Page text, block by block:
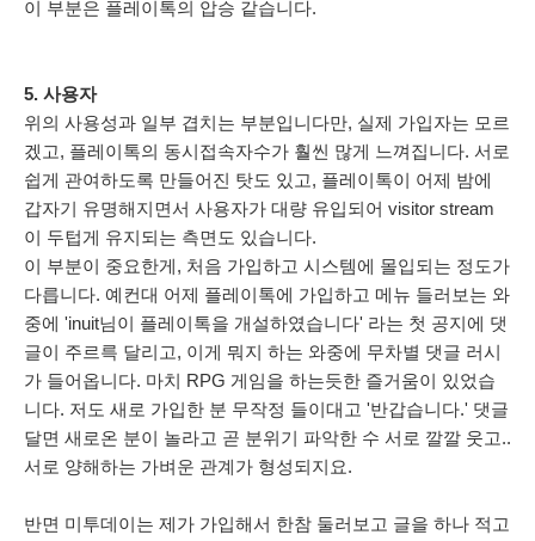
이 부분은 플레이톡의 압승 같습니다.
5. 사용자
위의 사용성과 일부 겹치는 부분입니다만, 실제 가입자는 모르
겠고, 플레이톡의 동시접속자수가 훨씬 많게 느껴집니다. 서로
쉽게 관여하도록 만들어진 탓도 있고, 플레이톡이 어제 밤에
갑자기 유명해지면서 사용자가 대량 유입되어 visitor stream
이 두텁게 유지되는 측면도 있습니다.
이 부분이 중요한게, 처음 가입하고 시스템에 몰입되는 정도가
다릅니다. 예컨대 어제 플레이톡에 가입하고 메뉴 들러보는 와
중에 'inuit님이 플레이톡을 개설하였습니다' 라는 첫 공지에 댓
글이 주르륵 달리고, 이게 뭐지 하는 와중에 무차별 댓글 러시
가 들어옵니다. 마치 RPG 게임을 하는듯한 즐거움이 있었습
니다. 저도 새로 가입한 분 무작정 들이대고 '반갑습니다.' 댓글
달면 새로온 분이 놀라고 곧 분위기 파악한 수 서로 깔깔 웃고..
서로 양해하는 가벼운 관계가 형성되지요.
반면 미투데이는 제가 가입해서 한참 둘러보고 글을 하나 적고